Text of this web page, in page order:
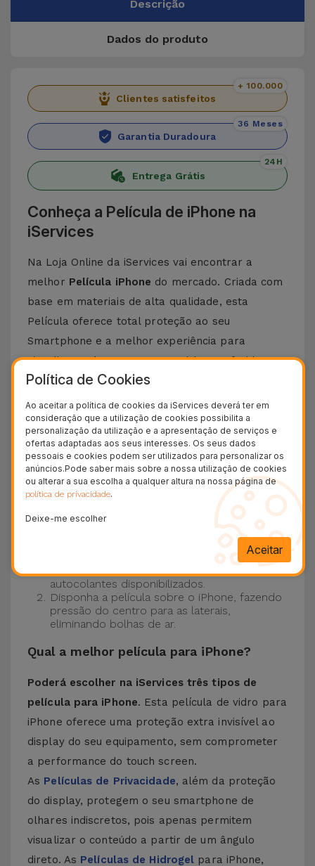
Descrição
Dados do produto
Clientes satisfeitos
+ 100.000
Garantia Duradoura
36 Meses
Entrega Grátis
24H
Conheça a Película de iPhone na
iServices
Na Loja Online da iServices vai encontrar a
melhor Película iPhone do mercado. Criada com
base em materiais de alta qualidade, esta
Película oferece total proteção ao seu
Smartphone e a melhor experiência para
visualizar todos os seus conteúdos preferidos.
Esta Película é compatível com vários modelos
Apple desde o iPhone 5 até aos mais recentes,
como oiPhone 15 Pro Maxou oiPhone 16.
Como colocar uma Película iPhone?
Colocar uma película de iPhone é bastante
simples. Na iServices, as nossas
películas de
vidropara iPhone possuem um kit que torna
Certifique-se de que o ecrã do seu iPhone
está limpo. Para tal, utilize o pano seco e os
autocolantes disponibilizados.
Disponha a película sobre o iPhone, fazendo
pressão do centro para as laterais,
eliminando bolhas de ar.
Qual a melhor película para iPhone?
Poderá escolher na iServices três tipos de
película para iPhone. Esta película de vidro para
iPhone oferece uma proteção extra invisível ao
display do seu equipamento, sem comprometer
a performance do touch screen.
As Películas de Privacidade, além da proteção
do display, protegem o seu smartphone de
olhares indiscretos, pois apenas permitem
visualizar o conteúdo a partir de um ângulo
direto. As Películas de Hidrogel para iPhone,
Política de Cookies
Ao aceitar a política de cookies da iServices deverá ter em
consideração que a utilização de cookies possibilita a
personalização da utilização e a apresentação de serviços e
ofertas adaptadas aos seus interesses. Os seus dados
pessoais e cookies podem ser utilizados para personalizar os
anúncios.Pode saber mais sobre a nossa utilização de cookies
ou alterar a sua escolha a qualquer altura na nossa página de
política de privacidade.
Deixe-me escolher
Aceitar